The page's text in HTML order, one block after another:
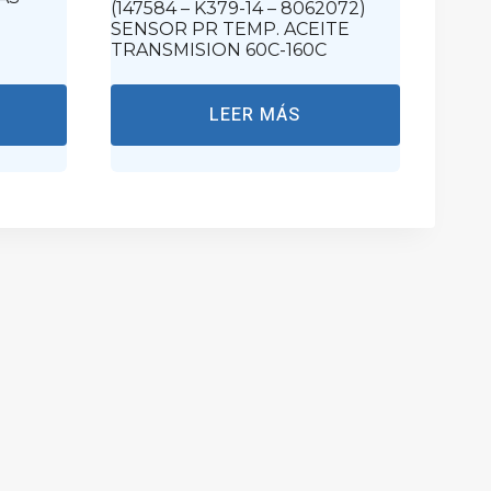
(147584 – K379-14 – 8062072)
SENSOR PR TEMP. ACEITE
TRANSMISION 60C-160C
LEER MÁS